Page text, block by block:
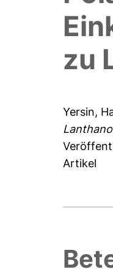
zu
Yersin,
Artikel